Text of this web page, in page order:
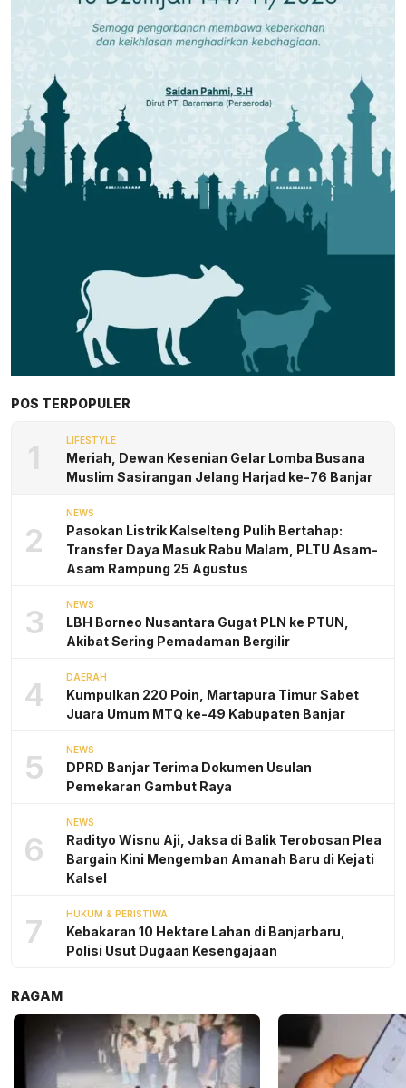
POS TERPOPULER
1 LIFESTYLE
Meriah, Dewan Kesenian Gelar Lomba Busana
Muslim Sasirangan Jelang Harjad ke-76 Banjar
2
NEWS
Pasokan Listrik Kalselteng Pulih Bertahap:
Transfer Daya Masuk Rabu Malam, PLTU Asam-
Asam Rampung 25 Agustus
3 NEWS
LBH Borneo Nusantara Gugat PLN ke PTUN,
Akibat Sering Pemadaman Bergilir
4 DAERAH
Kumpulkan 220 Poin, Martapura Timur Sabet
Juara Umum MTQ ke-49 Kabupaten Banjar
5 NEWS
DPRD Banjar Terima Dokumen Usulan
Pemekaran Gambut Raya
6
NEWS
Radityo Wisnu Aji, Jaksa di Balik Terobosan Plea
Bargain Kini Mengemban Amanah Baru di Kejati
Kalsel
7 HUKUM & PERISTIWA
Kebakaran 10 Hektare Lahan di Banjarbaru,
Polisi Usut Dugaan Kesengajaan
RAGAM